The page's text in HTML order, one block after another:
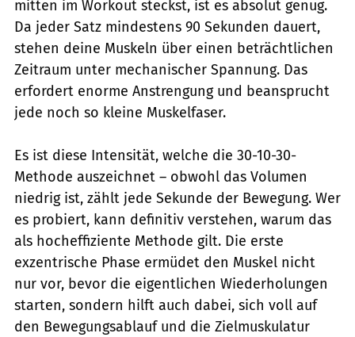
mitten im Workout steckst, ist es absolut genug.
Da jeder Satz mindestens 90 Sekunden dauert,
stehen deine Muskeln über einen beträchtlichen
Zeitraum unter mechanischer Spannung. Das
erfordert enorme Anstrengung und beansprucht
jede noch so kleine Muskelfaser.
Es ist diese Intensität, welche die 30-10-30-
Methode auszeichnet – obwohl das Volumen
niedrig ist, zählt jede Sekunde der Bewegung. Wer
es probiert, kann definitiv verstehen, warum das
als hocheffiziente Methode gilt. Die erste
exzentrische Phase ermüdet den Muskel nicht
nur vor, bevor die eigentlichen Wiederholungen
starten, sondern hilft auch dabei, sich voll auf
den Bewegungsablauf und die Zielmuskulatur